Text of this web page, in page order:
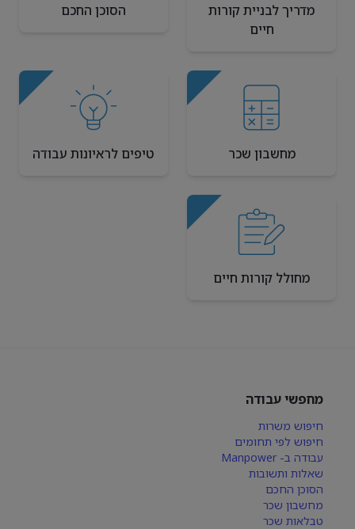
מדריך לבניית קורות
חיים
הסוכן החכם
מחשבון שכר טיפים לראיונות עבודה
מחולל קורות חיים
מחפשי עבודה
חיפוש משרות
חיפוש לפי תחומים
עבודה ב- Manpower
שאלות ותשובות
הסוכן החכם
מחשבון שכר
טבלאות שכר